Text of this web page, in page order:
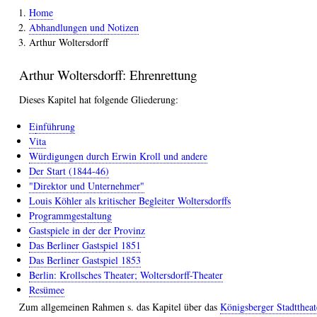
Pfadnavigation
Home
Abhandlungen und Notizen
Arthur Woltersdorff
Arthur Woltersdorff: Ehrenrettung
Dieses Kapitel hat folgende Gliederung:
Einführung
Vita
Würdigungen durch Erwin Kroll und andere
Der Start (1844-46)
"Direktor und Unternehmer"
Louis Köhler als kritischer Begleiter Woltersdorffs
Programmgestaltung
Gastspiele in der der Provinz
Das Berliner Gastspiel 1851
Das Berliner Gastspiel 1853
Berlin: Krollsches Theater; Woltersdorff-Theater
Resümee
Zum allgemeinen Rahmen s. das Kapitel über das Königsberger